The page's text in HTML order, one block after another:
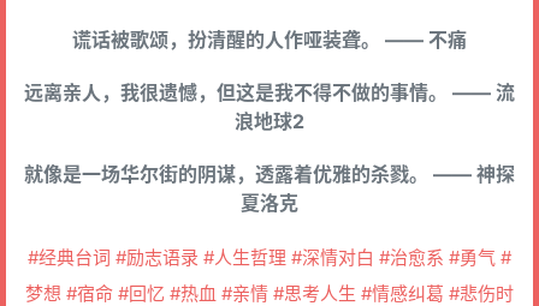
谎话被歌颂，扮清醒的人作哑装聋。 —— 不痛
远离亲人，我很遗憾，但这是我不得不做的事情。 —— 流
浪地球2
就像是一场华尔街的阴谋，透露着优雅的杀戮。 —— 神探
夏洛克
#经典台词 #励志语录 #人生哲理 #深情对白 #治愈系 #勇气 #
梦想 #宿命 #回忆 #热血 #亲情 #思考人生 #情感纠葛 #悲伤时